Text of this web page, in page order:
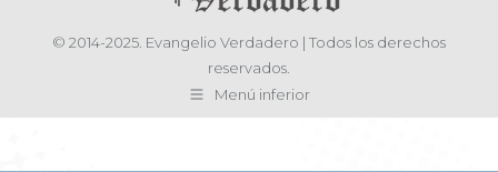
© 2014-2025. Evangelio Verdadero | Todos los derechos
reservados.
Menú inferior